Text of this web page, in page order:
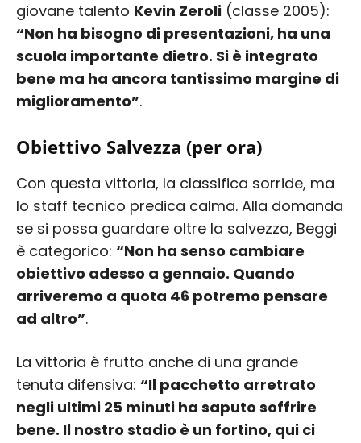
giovane talento Kevin Zeroli (classe 2005):
“Non ha bisogno di presentazioni, ha una
scuola importante dietro. Si è integrato
bene ma ha ancora tantissimo margine di
miglioramento”.
Obiettivo Salvezza (per ora)
Con questa vittoria, la classifica sorride, ma
lo staff tecnico predica calma. Alla domanda
se si possa guardare oltre la salvezza, Beggi
è categorico: “Non ha senso cambiare
obiettivo adesso a gennaio. Quando
arriveremo a quota 46 potremo pensare
ad altro”.
La vittoria è frutto anche di una grande
tenuta difensiva: “Il pacchetto arretrato
negli ultimi 25 minuti ha saputo soffrire
bene. Il nostro stadio è un fortino, qui ci